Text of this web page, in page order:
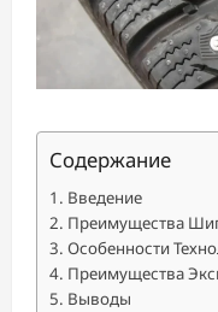
Содержание
Введение
Преимущества
Особенности
Преимущества
Выводы